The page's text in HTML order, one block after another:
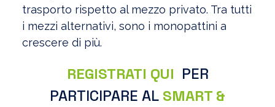
trasporto rispetto al mezzo privato. Tra tutti
i mezzi alternativi, sono i monopattini a
crescere di più.
REGISTRATI QUI PER
PARTICIPARE AL SMART &